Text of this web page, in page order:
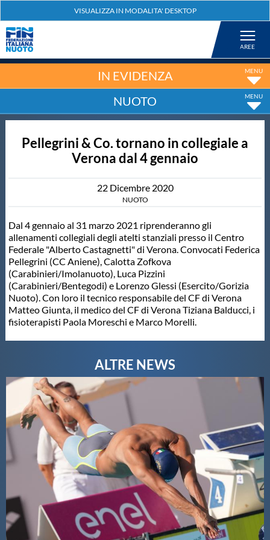
Nuoto
Tuffi
Salvamento
Master
Formazione
Scuole Nuoto
Propaganda
Centri Federali
Area Legislativa
IN EVIDENZA
NUOTO
Pellegrini & Co. tornano in collegiale a
Verona dal 4 gennaio
22 Dicembre 2020
NUOTO
Dal 4 gennaio al 31 marzo 2021 riprenderanno gli
allenamenti collegiali degli atelti stanziali presso il Centro
Federale "Alberto Castagnetti" di Verona. Convocati Federica
Pellegrini (CC Aniene), Calotta Zofkova
(Carabinieri/Imolanuoto), Luca Pizzini
(Carabinieri/Bentegodi) e Lorenzo Glessi (Esercito/Gorizia
Nuoto). Con loro il tecnico responsabile del CF di Verona
Matteo Giunta, il medico del CF di Verona Tiziana Balducci, i
fisioterapisti Paola Moreschi e Marco Morelli.